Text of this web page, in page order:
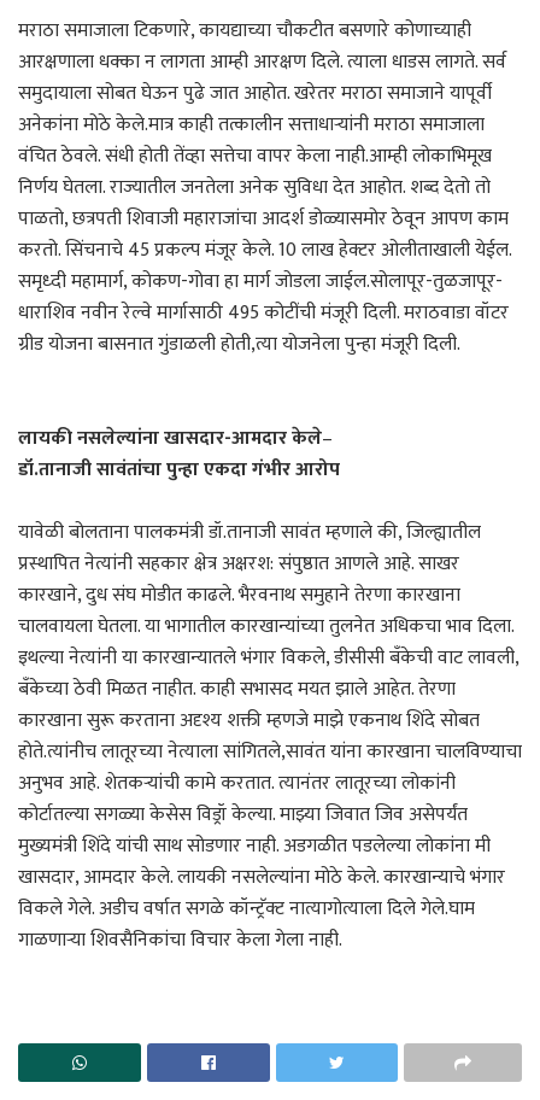
मराठा समाजाला टिकणारे, कायद्याच्या चौकटीत बसणारे कोणाच्याही
आरक्षणाला धक्का न लागता आम्ही आरक्षण दिले. त्याला धाडस लागते. सर्व
समुदायाला सोबत घेऊन पुढे जात आहोत. खरेतर मराठा समाजाने यापूर्वी
अनेकांना मोठे केले.मात्र काही तत्कालीन सत्ताधाऱ्यांनी मराठा समाजाला
वंचित ठेवले. संधी होती तेंव्हा सत्तेचा वापर केला नाही.आम्ही लोकाभिमूख
निर्णय घेतला. राज्यातील जनतेला अनेक सुविधा देत आहोत. शब्द देतो तो
पाळतो, छत्रपती शिवाजी महाराजांचा आदर्श डोळ्यासमोर ठेवून आपण काम
करतो. सिंचनाचे 45 प्रकल्प मंजूर केले. 10 लाख हेक्टर ओलीताखाली येईल.
समृध्दी महामार्ग, कोकण-गोवा हा मार्ग जोडला जाईल.सोलापूर-तुळजापूर-
धाराशिव नवीन रेल्वे मार्गासाठी 495 कोटींची मंजूरी दिली. मराठवाडा वॉटर
ग्रीड योजना बासनात गुंडाळली होती,त्या योजनेला पुन्हा मंजूरी दिली.
लायकी नसलेल्यांना खासदार-आमदार केले–
डॉ.तानाजी सावंतांचा पुन्हा एकदा गंभीर आरोप
यावेळी बोलताना पालकमंत्री डॉ.तानाजी सावंत म्हणाले की, जिल्ह्यातील
प्रस्थापित नेत्यांनी सहकार क्षेत्र अक्षरश: संपुष्ठात आणले आहे. साखर
कारखाने, दुध संघ मोडीत काढले. भैरवनाथ समुहाने तेरणा कारखाना
चालवायला घेतला. या भागातील कारखान्यांच्या तुलनेत अधिकचा भाव दिला.
इथल्या नेत्यांनी या कारखान्यातले भंगार विकले, डीसीसी बँकेची वाट लावली,
बँकेच्या ठेवी मिळत नाहीत. काही सभासद मयत झाले आहेत. तेरणा
कारखाना सुरू करताना अदृश्य शक्ती म्हणजे माझे एकनाथ शिंदे सोबत
होते.त्यांनीच लातूरच्या नेत्याला सांगितले,सावंत यांना कारखाना चालविण्याचा
अनुभव आहे. शेतकऱ्यांची कामे करतात. त्यानंतर लातूरच्या लोकांनी
कोर्टातल्या सगळ्या केसेस विड्रॉ केल्या. माझ्या जिवात जिव असेपर्यंत
मुख्यमंत्री शिंदे यांची साथ सोडणार नाही. अडगळीत पडलेल्या लोकांना मी
खासदार, आमदार केले. लायकी नसलेल्यांना मोठे केले. कारखान्याचे भंगार
विकले गेले. अडीच वर्षात सगळे कॉन्ट्रॅक्ट नात्यागोत्याला दिले गेले.घाम
गाळणाऱ्या शिवसैनिकांचा विचार केला गेला नाही.